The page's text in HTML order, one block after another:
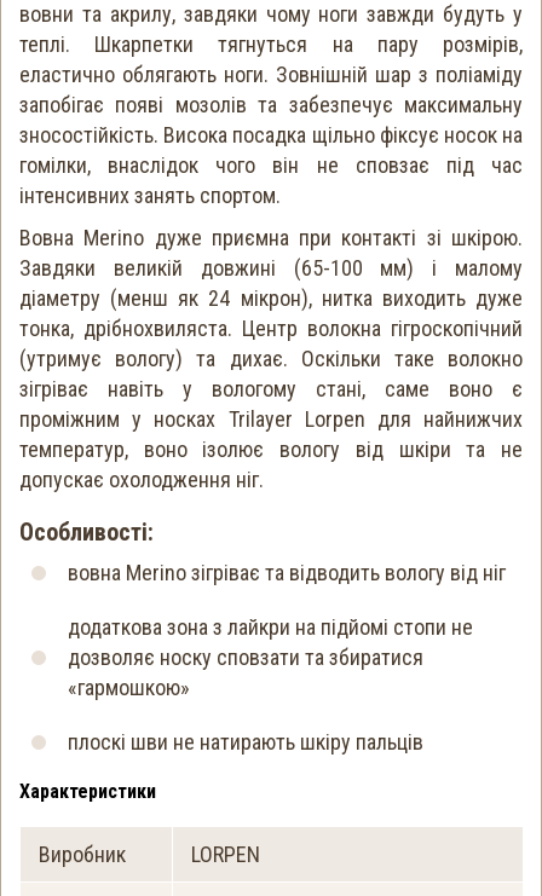
вовни та акрилу, завдяки чому ноги завжди будуть у
теплі. Шкарпетки тягнуться на пару розмірів,
еластично облягають ноги. Зовнішній шар з поліаміду
запобігає появі мозолів та забезпечує максимальну
зносостійкість. Висока посадка щільно фіксує носок на
гомілки, внаслідок чого він не сповзає під час
інтенсивних занять спортом.
Вовна Merino дуже приємна при контакті зі шкірою.
Завдяки великій довжині (65-100 мм) і малому
діаметру (менш як 24 мікрон), нитка виходить дуже
тонка, дрібнохвиляста. Центр волокна гігроскопічний
(утримує вологу) та дихає. Оскільки таке волокно
зігріває навіть у вологому стані, саме воно є
проміжним у носках Trilayer Lorpen для найнижчих
температур, воно ізолює вологу від шкіри та не
допускає охолодження ніг.
Особливості:
вовна Merino зігріває та відводить вологу від ніг
додаткова зона з лайкри на підйомі стопи не
дозволяє носку сповзати та збиратися
«гармошкою»
плоскі шви не натирають шкіру пальців
Характеристики
Виробник LORPEN